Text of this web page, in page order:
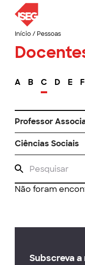
Início/ Pessoas
A B C D E F
Professor
Ciências Sociais
Não foram
Subscreva